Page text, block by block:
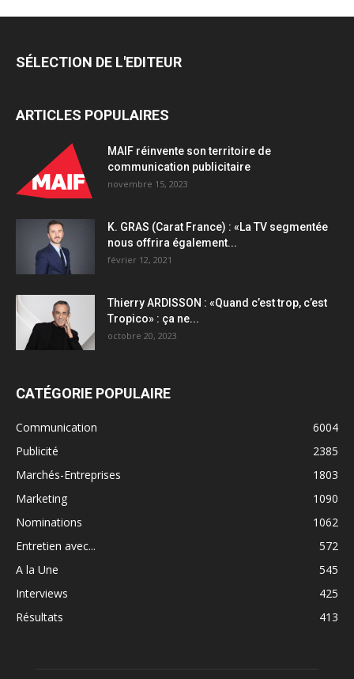
SÉLECTION DE L'EDITEUR
ARTICLES POPULAIRES
MAIF réinvente son territoire de
communication publicitaire
novembre 15, 2023
K. GRAS (Carat France) : «La TV segmentée
nous offrira également...
février 12, 2021
Thierry ARDISSON : «Quand c’est trop, c’est
Tropico» : ça ne...
octobre 20, 2023
CATÉGORIE POPULAIRE
Communication
6004
Publicité
2385
Marchés-Entreprises
1803
Marketing
1090
Nominations
1062
Entretien avec...
572
A la Une
545
Interviews
425
Résultats
413